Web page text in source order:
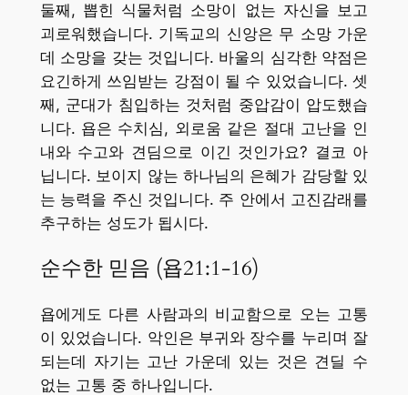
둘째, 뽑힌 식물처럼 소망이 없는 자신을 보고
괴로워했습니다. 기독교의 신앙은 무 소망 가운
데 소망을 갖는 것입니다. 바울의 심각한 약점은
요긴하게 쓰임받는 강점이 될 수 있었습니다. 셋
째, 군대가 침입하는 것처럼 중압감이 압도했습
니다. 욥은 수치심, 외로움 같은 절대 고난을 인
내와 수고와 견딤으로 이긴 것인가요? 결코 아
닙니다. 보이지 않는 하나님의 은혜가 감당할 있
는 능력을 주신 것입니다. 주 안에서 고진감래를
추구하는 성도가 됩시다.
순수한 믿음 (욥21:1-16)
욥에게도 다른 사람과의 비교함으로 오는 고통
이 있었습니다. 악인은 부귀와 장수를 누리며 잘
되는데 자기는 고난 가운데 있는 것은 견딜 수
없는 고통 중 하나입니다.